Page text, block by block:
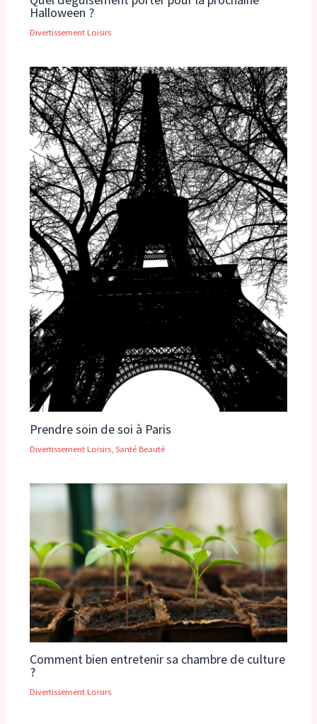
Halloween ?
Divertissement Loisirs
Prendre soin de soi à Paris
Divertissement Loisirs, Santé Beauté
Comment bien entretenir sa chambre de culture
?
Divertissement Loisirs